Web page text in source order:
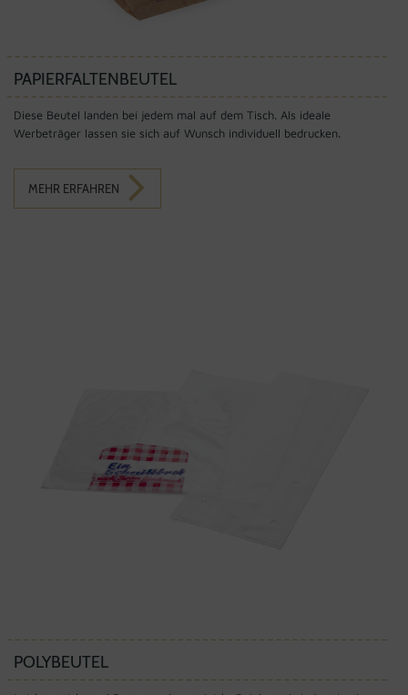
PAPIERFALTENBEUTEL
Diese Beutel landen bei jedem mal auf dem Tisch. Als ideale
Werbeträger lassen sie sich auf Wunsch individuell bedrucken.
MEHR ERFAHREN
POLYBEUTEL